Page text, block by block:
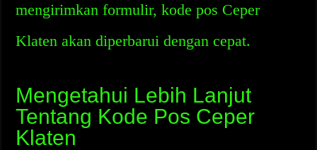
mengirimkan formulir, kode pos Ceper
Klaten akan diperbarui dengan cepat.
Mengetahui Lebih Lanjut
Tentang Kode Pos Ceper
Klaten